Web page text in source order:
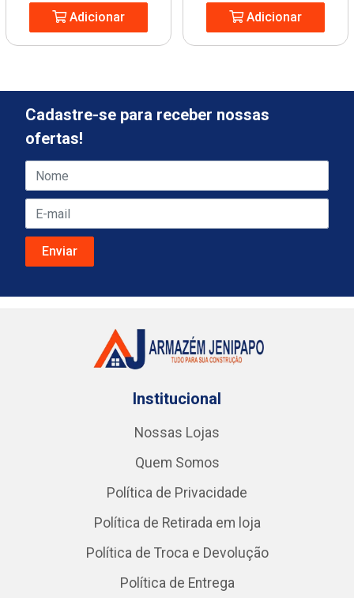
Adicionar Adicionar
Cadastre-se para receber nossas
ofertas!
Institucional
Nossas Lojas
Quem Somos
Política de Privacidade
Política de Retirada em loja
Política de Troca e Devolução
Política de Entrega